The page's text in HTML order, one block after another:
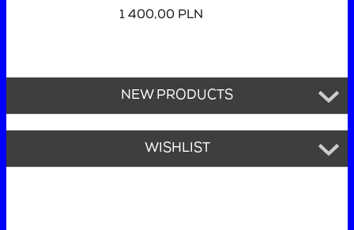
1 400,00 PLN
NEW PRODUCTS
WISHLIST